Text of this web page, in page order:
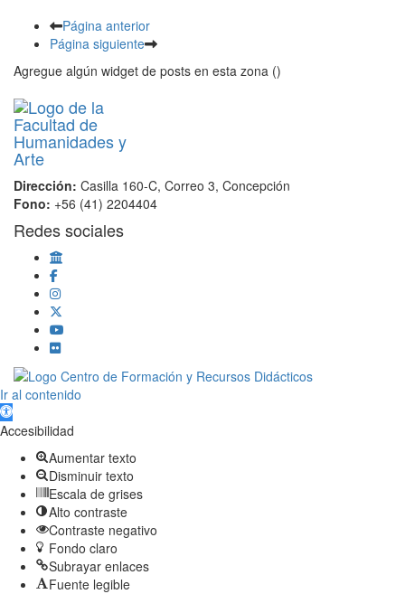
Página anterior
Página siguiente
Agregue algún widget de posts en esta zona ()
Dirección: Casilla 160-C, Correo 3, Concepción
Fono: +56 (41) 2204404
Redes sociales
Scroll
Up
Ir al contenido
Abrir barra de herramientas
Accesibilidad
Aumentar texto
Disminuir texto
Escala de grises
Alto contraste
Contraste negativo
Fondo claro
Subrayar enlaces
Fuente legible